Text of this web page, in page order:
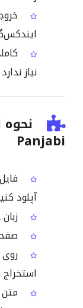
نیاز ندارد
Panjabi
آپلود
زبان OCR را روی Panjabi تنظیم کنید